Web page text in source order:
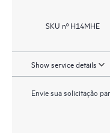
SKU nº H14MHE
Show service details
Envie sua solicitação